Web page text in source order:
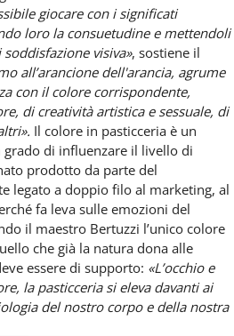
giocare con i significati
loro la consuetudine e mettendoli
visiva», sostiene il
all’arancione dell'arancia, agrume
con il colore corrispondente,
di creatività artistica e sessuale, di
Il colore in pasticceria è un
di influenzare il livello di
prodotto da parte del
legato a doppio filo al marketing, al
fa leva sulle emozioni del
il maestro Bertuzzi l’unico colore
che già la natura dona alle
essere di supporto: «L’occhio e
la pasticceria si eleva davanti ai
del nostro corpo e della nostra